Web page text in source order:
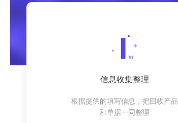
信息收集整理
根据提供的填写信息，把回收产品
和单据一同整理